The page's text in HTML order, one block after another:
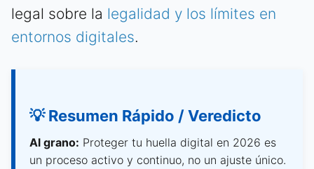
legal sobre la legalidad y los límites en
entornos digitales.
💡 Resumen Rápido / Veredicto
Al grano: Proteger tu huella digital en 2026 es
un proceso activo y continuo, no un ajuste único.